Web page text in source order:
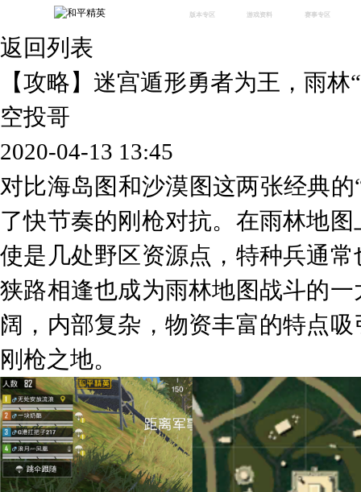
版本专区 游戏资料 赛事专区
体验服 视频中心 授权赛
返回列表
【攻略】迷宫遁形勇者为王，雨
空投哥
2020-04-13 13:45
对比海岛图和沙漠图这两张经典
了快节奏的刚枪对抗。在雨林地
使是几处野区资源点，特种兵通
狭路相逢也成为雨林地图战斗的
阔，内部复杂，物资丰富的特点
刚枪之地。